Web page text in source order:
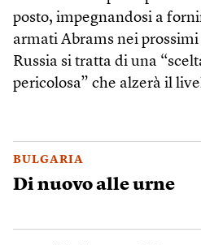
posto, impegnandosi a
armati Abrams nei prossimi
Russia si tratta di una
pericolosa” che alzerà il
BULGARIA
Di nuovo alle urne